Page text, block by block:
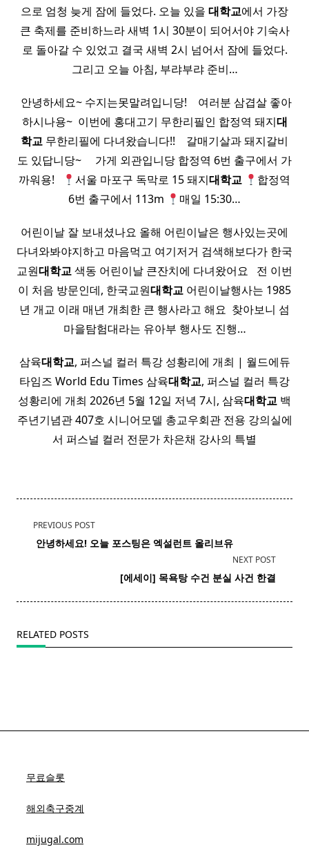
으로 엄청 늦게 잠에 들었다. 오늘 있을 대학교에서 가장
큰 축제를 준비하느라 새벽 1시 30분이 되어서야 기숙사
로 돌아갈 수 있었고 결국 새벽 2시 넘어서 잠에 들었다.
그리고 오늘 아침, 부랴부랴 준비…
​ 안녕하세요~ 수지는못말려입니당! ​ ​ ​ 여러분 삼겹살 좋아
하시나용~ ​ 이번에 홍대고기 무한리필인 합정역 돼지대
학교 무한리필에 다녀왔습니다!! ​ ​ ​ 갈매기살과 돼지갈비
도 있답니당~ ​ ​ ​ ​ 가게 외관입니당 합정역 6번 출구에서 가
까워용! ​ ​
서울 마포구 독막로 15 돼지대학교
합정역
6번 출구에서 113m
매일 15:30…
어린이날 잘 보내셨나요 올해 어린이날은 행사있는곳에
다녀와봐야지하고 마음먹고 여기저거 검색해보다가 한국
교원대학교색동 어린이날 큰잔치에 다녀왔어요 ​ ​ 전 이번
이 처음 방문인데, 한국교원대학교 어린이날행사는 1985
년 개교 이래 매년 개최한 큰 행사라고 해요 ​ 찾아보니 섬
마을탐험대라는 유아부 행사도 진행…
삼육대학교, 퍼스널 컬러 특강 성황리에 개최 | 월드에듀
타임즈 World Edu Times 삼육대학교, 퍼스널 컬러 특강
성황리에 개최 2026년 5월 12일 저녁 7시, 삼육대학교 백
주년기념관 407호 시니어모델 총교우회관 전용 강의실에
서 퍼스널 컬러 전문가 차은채 강사의 특별
<span
class="nav-
text">Page</span>
PREVIOUS POST
​ 안녕하세요! 오늘 포스팅은 엑설런트 올리브유
NEXT POST
[에세이] 목욕탕 수건 분실 사건 한결
RELATED POSTS
무료슬롯
해외축구중계
mijugal.com